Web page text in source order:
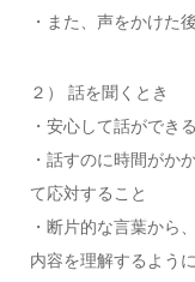
・また、声をかけた
２） 話を聞くとき
・安心して話ができ
・話すのに時間がか
て応対すること
・断片的な言葉から
内容を理解するよう